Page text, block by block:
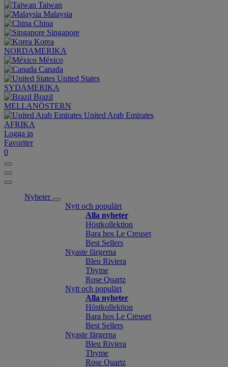
Taiwan
Malaysia
China
Singapore
Korea
NORDAMERIKA
México
Canada
United States
SYDAMERIKA
Brazil
MELLANÖSTERN
United Arab Emirates
AFRIKA
Logga in
Favoriter
0
Nyheter
Nytt och populärt
Alla nyheter
Höstkollektion
Bara hos Le Creuset
Best Sellers
Nyaste färgerna
Bleu Riviera
Thyme
Rose Quartz
Nytt och populärt
Alla nyheter
Höstkollektion
Bara hos Le Creuset
Best Sellers
Nyaste färgerna
Bleu Riviera
Thyme
Rose Quartz